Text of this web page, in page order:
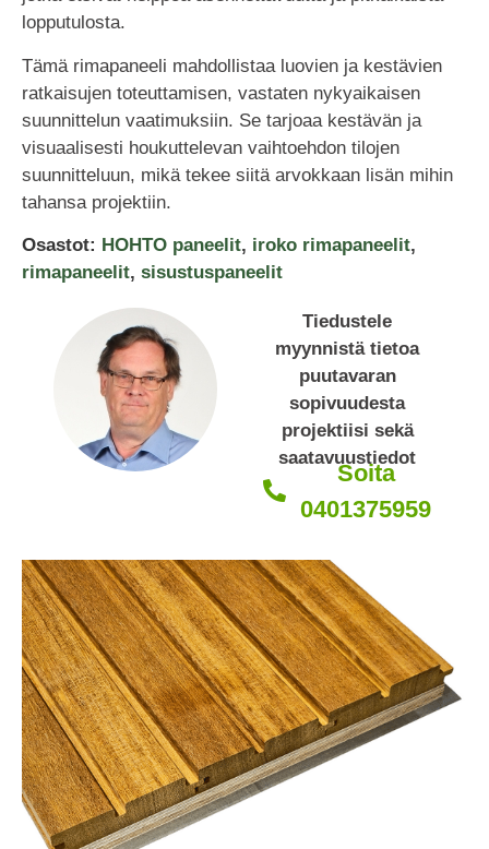
lopputulosta.
Tämä rimapaneeli mahdollistaa luovien ja kestävien
ratkaisujen toteuttamisen, vastaten nykyaikaisen
suunnittelun vaatimuksiin. Se tarjoaa kestävän ja
visuaalisesti houkuttelevan vaihtoehdon tilojen
suunnitteluun, mikä tekee siitä arvokkaan lisän mihin
tahansa projektiin.
Osastot: HOHTO paneelit, iroko rimapaneelit,
rimapaneelit, sisustuspaneelit
Tiedustele
myynnistä tietoa
puutavaran
sopivuudesta
projektiisi sekä
saatavuustiedot
Soita
0401375959